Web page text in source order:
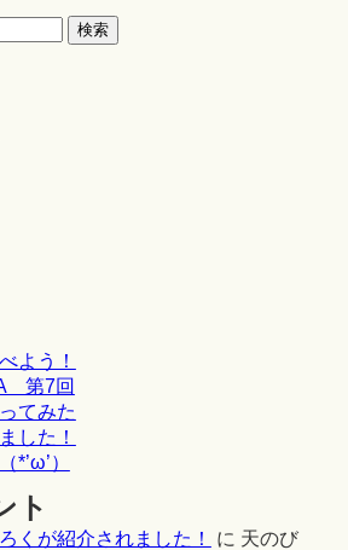
よう！
第7回
てみた
した！
*’ω’）
ト
くが紹介されました！ に 天のび